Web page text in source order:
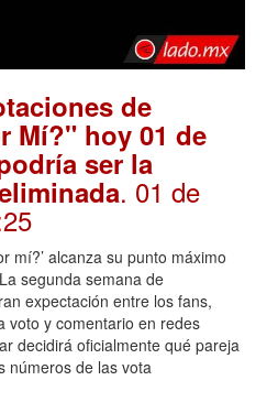
de
Mí?" hoy 01 de
ser la
. 01 de
mí?’ alcanza su punto máximo
segunda semana de
expectación entre los fans,
voto y comentario en redes
decidirá oficialmente qué pareja
números de las vota